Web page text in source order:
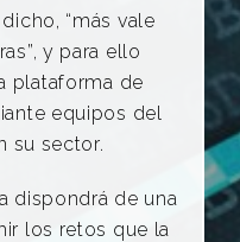
“más vale
y para ello
plataforma de
equipos del
su sector.
dispondrá de una
los retos que la